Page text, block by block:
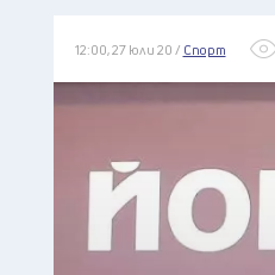
12:00, 27 юли 20 / Спорт